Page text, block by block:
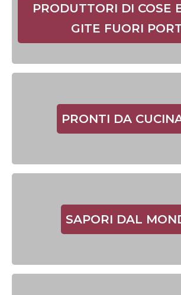
PRODUTTORI DI COSE
GITE FUORI
PRONTI DA
SAPORI DAL